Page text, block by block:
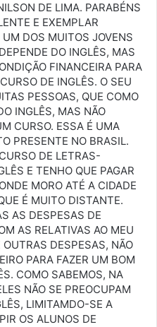
DE LIMA. PARABÉNS
E EXEMPLAR
DOS MUITOS JOVENS
DO INGLÊS, MAS
FINANCEIRA PARA
DE INGLÊS. O SEU
PESSOAS, QUE COMO
INGLÊS, MAS NÃO
CURSO. ESSA É UMA
PRESENTE NO BRASIL.
DE LETRAS-
E TENHO QUE PAGAR
MORO ATÉ A CIDADE
É MUITO DISTANTE.
AS DESPESAS DE
AS RELATIVAS AO MEU
OUTRAS DESPESAS, NÃO
PARA FAZER UM BOM
COMO SABEMOS, NA
NÃO SE PREOCUPAM
LIMITAMDO-SE A
OS ALUNOS DE